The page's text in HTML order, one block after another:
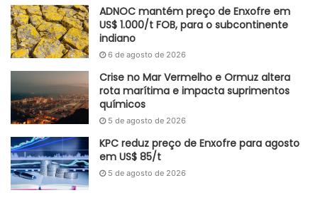
matérias-primas e componentes necessários para a
produção, contribuindo assim para o crescimento e a
competitividade das empresas do setor industrial.
Fonte Governo do Estado do Paraná
Etiquetas Antonina Brasil
Portos
ADNOC mantém preço de Enxofre em
US$ 1.000/t FOB, para o subcontinente
indiano
6 de agosto de 2026
Crise no Mar Vermelho e Ormuz altera
rota marítima e impacta suprimentos
químicos
5 de agosto de 2026
KPC reduz preço de Enxofre para agosto
em US$ 85/t
5 de agosto de 2026